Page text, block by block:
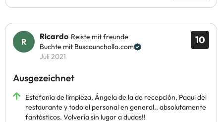
10
Ricardo Reiste mit freunde
Buchte mit Buscounchollo.com
Juli 2021
Ausgezeichnet
Estefania de limpieza, Ángela de la de recepción, Paqui del
restaurante y todo el personal en general.. absolutamente
fantásticos. Volvería sin lugar a dudas!!